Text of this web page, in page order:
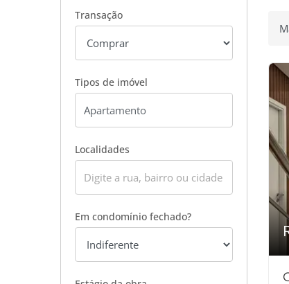
Transação
Tipos de imóvel
Localidades
Em condomínio fechado?